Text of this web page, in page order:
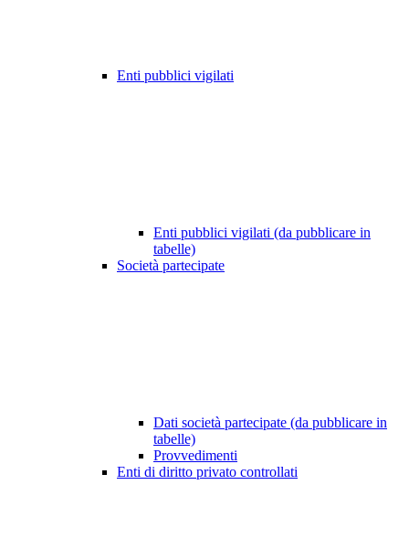
Enti pubblici vigilati
Enti pubblici vigilati (da pubblicare in
tabelle)
Società partecipate
Dati società partecipate (da pubblicare in
tabelle)
Provvedimenti
Enti di diritto privato controllati